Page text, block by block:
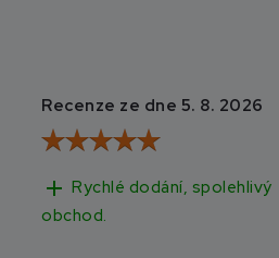
Recenze ze dne 5. 8. 2026
add Rychlé dodání, spolehlivý
obchod.